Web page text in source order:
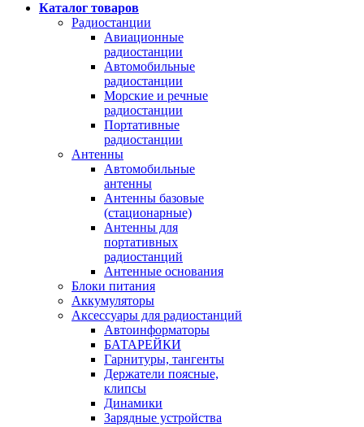
Каталог товаров
Радиостанции
Авиационные
радиостанции
Автомобильные
радиостанции
Морские и речные
радиостанции
Портативные
радиостанции
Антенны
Автомобильные
антенны
Антенны базовые
(стационарные)
Антенны для
портативных
радиостанций
Антенные основания
Блоки питания
Аккумуляторы
Аксессуары для радиостанций
Автоинформаторы
БАТАРЕЙКИ
Гарнитуры, тангенты
Держатели поясные,
клипсы
Динамики
Зарядные устройства